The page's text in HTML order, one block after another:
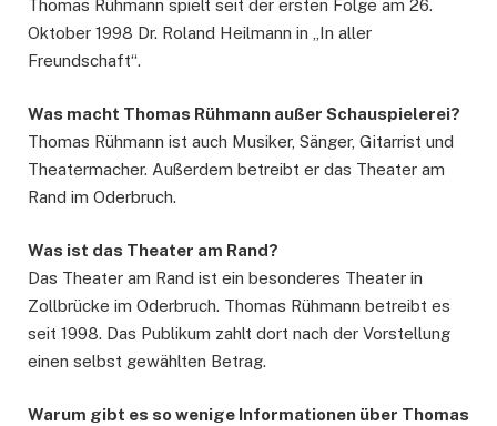
Thomas Rühmann spielt seit der ersten Folge am 26.
Oktober 1998 Dr. Roland Heilmann in „In aller
Freundschaft“.
Was macht Thomas Rühmann außer Schauspielerei?
Thomas Rühmann ist auch Musiker, Sänger, Gitarrist und
Theatermacher. Außerdem betreibt er das Theater am
Rand im Oderbruch.
Was ist das Theater am Rand?
Das Theater am Rand ist ein besonderes Theater in
Zollbrücke im Oderbruch. Thomas Rühmann betreibt es
seit 1998. Das Publikum zahlt dort nach der Vorstellung
einen selbst gewählten Betrag.
Warum gibt es so wenige Informationen über Thomas